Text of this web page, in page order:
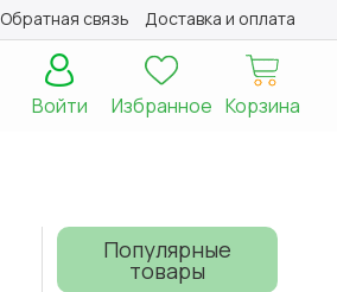
Обратная связь Доставка и оплата
Корзина
Избранное
Войти
Популярные
товары